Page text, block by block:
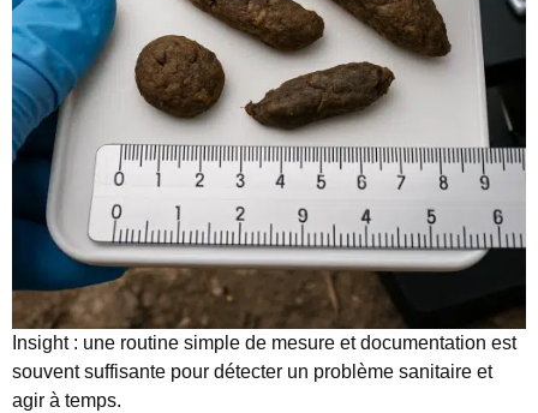
Insight : une routine simple de mesure et documentation est
souvent suffisante pour détecter un problème sanitaire et
agir à temps.